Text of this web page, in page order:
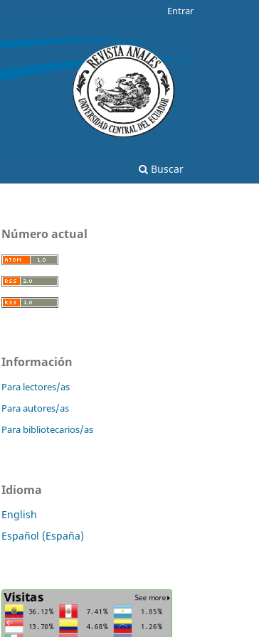
Buscar
Entrar
Número actual
Información
Para lectores/as
Para autores/as
Para bibliotecarios/as
Idioma
English
Español (España)